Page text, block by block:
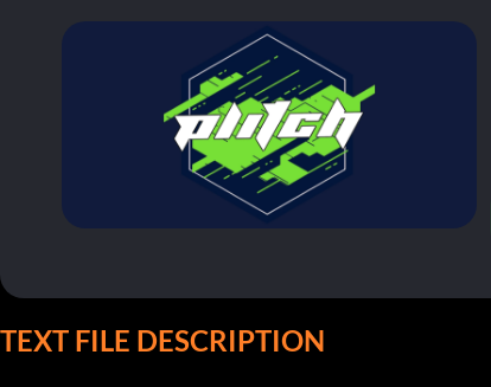
TEXT FILE DESCRIPTION